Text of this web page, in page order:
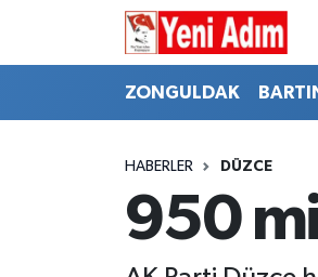
ZONGULDAK
HABERLER DÜZCE
950
ZONGULDAK
ZONGULDAK
KARABÜK
Zonguldak Hava Durumu
Süper Lig Puan Durumu ve